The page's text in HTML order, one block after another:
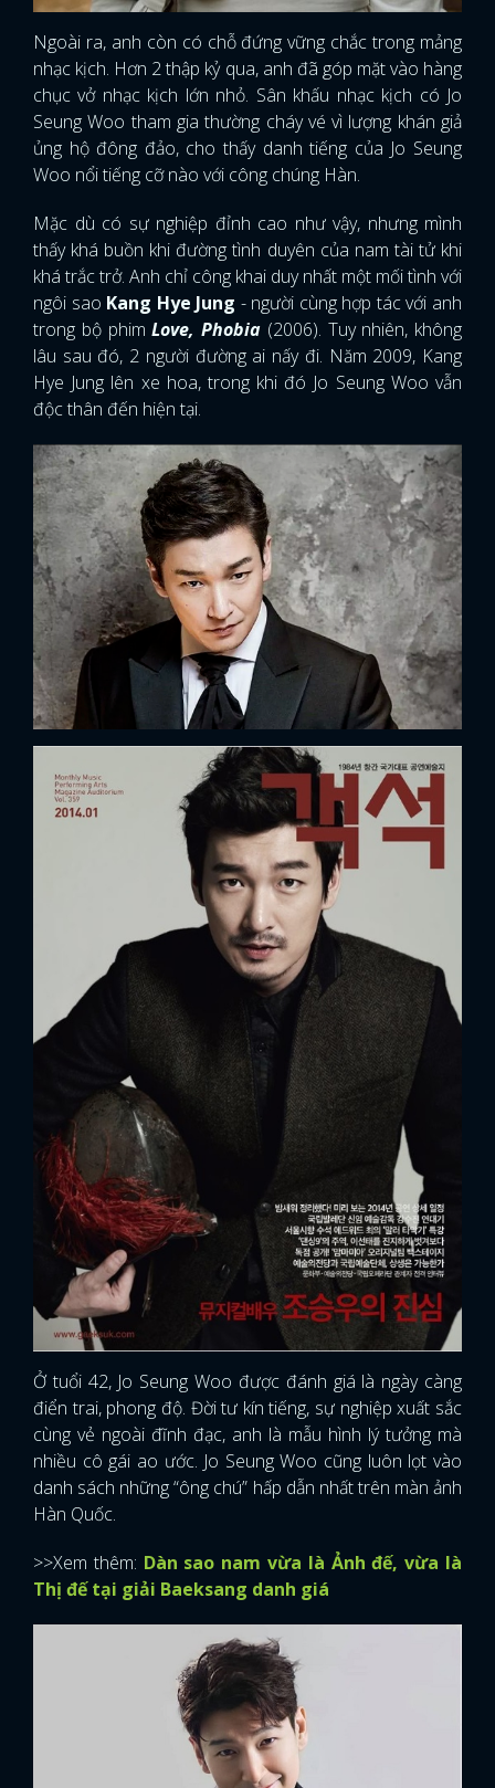
Ngoài ra, anh còn có chỗ đứng vững chắc trong mảng
nhạc kịch. Hơn 2 thập kỷ qua, anh đã góp mặt vào hàng
chục vở nhạc kịch lớn nhỏ. Sân khấu nhạc kịch có Jo
Seung Woo tham gia thường cháy vé vì lượng khán giả
ủng hộ đông đảo, cho thấy danh tiếng của Jo Seung
Woo nổi tiếng cỡ nào với công chúng Hàn.
Mặc dù có sự nghiệp đỉnh cao như vậy, nhưng mình
thấy khá buồn khi đường tình duyên của nam tài tử khi
khá trắc trở. Anh chỉ công khai duy nhất một mối tình với
ngôi sao Kang Hye Jung - người cùng hợp tác với anh
trong bộ phim Love, Phobia (2006). Tuy nhiên, không
lâu sau đó, 2 người đường ai nấy đi. Năm 2009, Kang
Hye Jung lên xe hoa, trong khi đó Jo Seung Woo vẫn
độc thân đến hiện tại.
Ở tuổi 42, Jo Seung Woo được đánh giá là ngày càng
điển trai, phong độ. Đời tư kín tiếng, sự nghiệp xuất sắc
cùng vẻ ngoài đĩnh đạc, anh là mẫu hình lý tưởng mà
nhiều cô gái ao ước. Jo Seung Woo cũng luôn lọt vào
danh sách những “ông chú” hấp dẫn nhất trên màn ảnh
Hàn Quốc.
>>Xem thêm: Dàn sao nam vừa là Ảnh đế, vừa là
Thị đế tại giải Baeksang danh giá